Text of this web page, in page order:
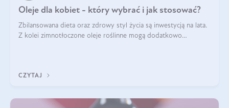
Oleje dla kobiet - który wybrać i jak stosować?
Zbilansowana dieta oraz zdrowy styl życia są inwestycją na lata.
Z kolei zimnotłoczone oleje roślinne mogą dodatkowo
CZYTAJ